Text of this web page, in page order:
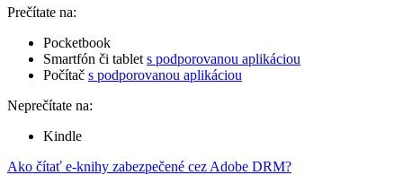
Prečítate na:
Pocketbook
Smartfón či tablet s podporovanou aplikáciou
Počítač s podporovanou aplikáciou
Neprečítate na:
Kindle
Ako čítať e-knihy zabezpečené cez Adobe DRM?